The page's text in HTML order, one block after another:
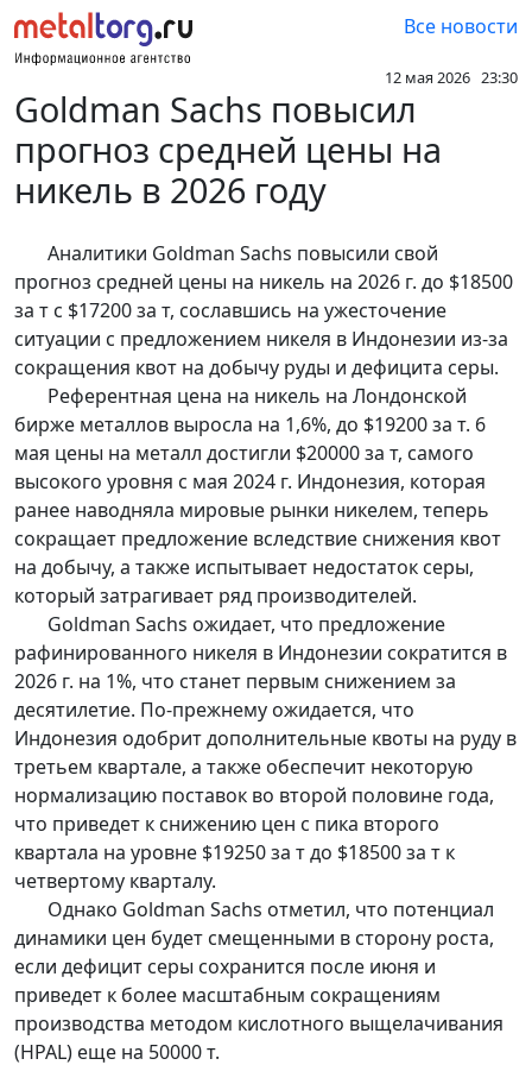
Все новости
12 мая 2026 23:30
Goldman Sachs повысил
прогноз средней цены на
никель в 2026 году
Аналитики Goldman Sachs повысили свой
прогноз средней цены на никель на 2026 г. до $18500
за т с $17200 за т, сославшись на ужесточение
ситуации с предложением никеля в Индонезии из-за
сокращения квот на добычу руды и дефицита серы.
Референтная цена на никель на Лондонской
бирже металлов выросла на 1,6%, до $19200 за т. 6
мая цены на металл достигли $20000 за т, самого
высокого уровня с мая 2024 г. Индонезия, которая
ранее наводняла мировые рынки никелем, теперь
сокращает предложение вследствие снижения квот
на добычу, а также испытывает недостаток серы,
который затрагивает ряд производителей.
Goldman Sachs ожидает, что предложение
рафинированного никеля в Индонезии сократится в
2026 г. на 1%, что станет первым снижением за
десятилетие. По-прежнему ожидается, что
Индонезия одобрит дополнительные квоты на руду в
третьем квартале, а также обеспечит некоторую
нормализацию поставок во второй половине года,
что приведет к снижению цен с пика второго
квартала на уровне $19250 за т до $18500 за т к
четвертому кварталу.
Однако Goldman Sachs отметил, что потенциал
динамики цен будет смещенными в сторону роста,
если дефицит серы сохранится после июня и
приведет к более масштабным сокращениям
производства методом кислотного выщелачивания
(HPAL) еще на 50000 т.